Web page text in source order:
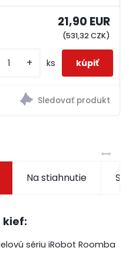
21,90 EUR
(531,32 CZK)
+ ks
Na stiahnutie
kief:
sériu iRobot Roomba